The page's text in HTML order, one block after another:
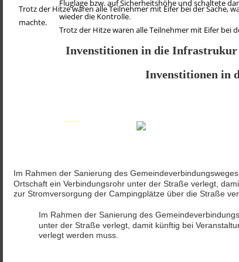
Invenstitionen in
Im Rahmen der Sanierung des
unter der Straße verlegt, damit künftig bei
verlegt werden muss.
Fluglage bzw. auf Sicherheitshöhe und schaltete
wieder die Kontrolle.
Trotz der Hitze waren alle Teilnehmer mit Eifer bei
Invenstitionen in die Infrastrukur
Im Rahmen der Sanierung des
Ortschaft ein Verbindungsrohr unter der Straße verlegt,
zur Stromversorgung der Campingplätze über die Straße
Trotz der Hitze waren alle Teilnehmer mit Eifer bei der Sache,
machte.